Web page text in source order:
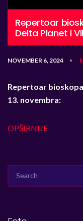
Repertoar
Delta Planet i
NOVEMBER 6, 2024 •
Repertoar
13. novembra:
OPŠIRNIJE
FOR: